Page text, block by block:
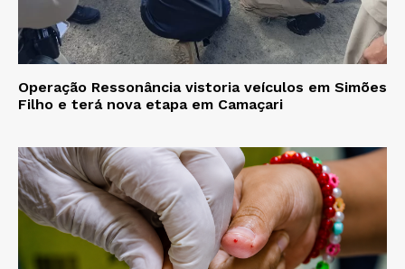
Operação Ressonância vistoria veículos em Simões
Filho e terá nova etapa em Camaçari